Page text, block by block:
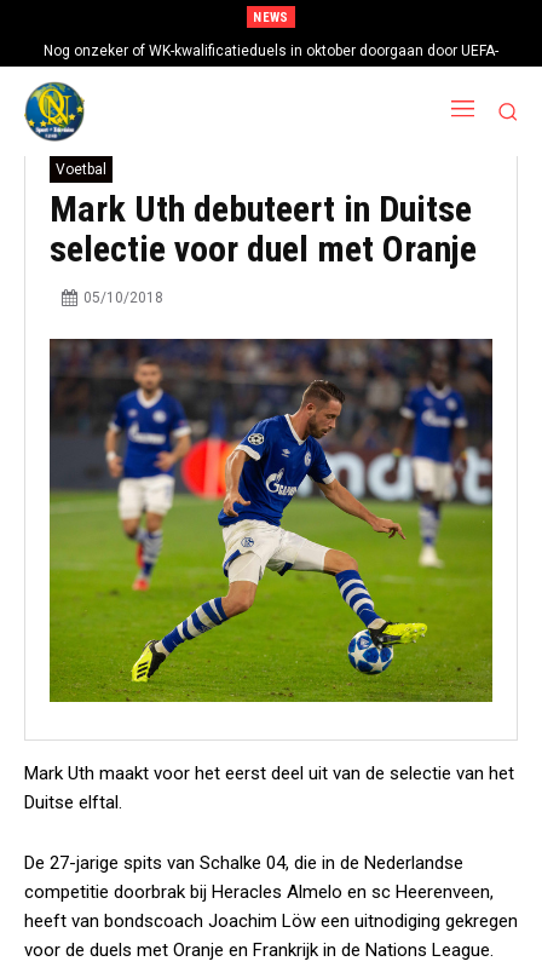
NEWS
Nog onzeker of WK-kwalificatieduels in oktober doorgaan door UEFA-
boycot
Voetbal
Mark Uth debuteert in Duitse
selectie voor duel met Oranje
05/10/2018
Mark Uth maakt voor het eerst deel uit van de selectie van het
Duitse elftal.
De 27-jarige spits van Schalke 04, die in de Nederlandse
competitie doorbrak bij Heracles Almelo en sc Heerenveen,
heeft van bondscoach Joachim Löw een uitnodiging gekregen
voor de duels met Oranje en Frankrijk in de Nations League.